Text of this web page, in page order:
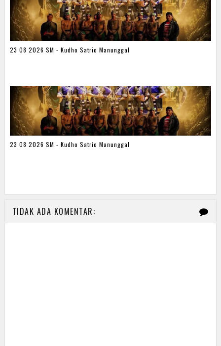
23 08 2026 SM - Kudho Satrio Manunggal
23 08 2026 SM - Kudho Satrio Manunggal
TIDAK ADA KOMENTAR: